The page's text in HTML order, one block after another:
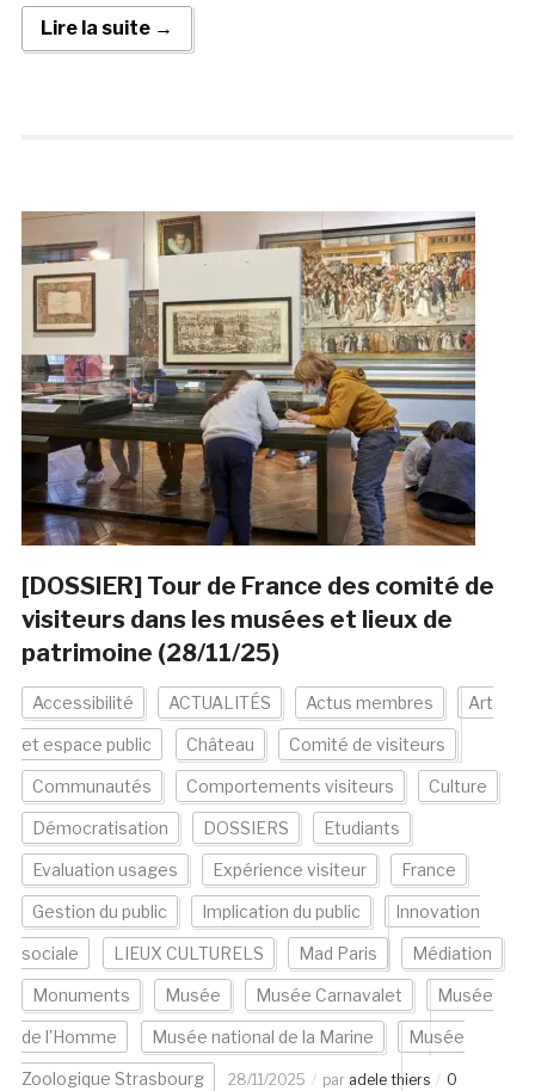
Lire la suite →
[DOSSIER] Tour de France des comité de
visiteurs dans les musées et lieux de
patrimoine (28/11/25)
Accessibilité ACTUALITÉS Actus membres Art
et espace public Château Comité de visiteurs
Communautés Comportements visiteurs Culture
Démocratisation DOSSIERS Etudiants
Evaluation usages Expérience visiteur France
Gestion du public Implication du public Innovation
sociale LIEUX CULTURELS Mad Paris Médiation
Monuments Musée Musée Carnavalet Musée
de l'Homme Musée national de la Marine Musée
Zoologique Strasbourg 28/11/2025 par adele thiers
0